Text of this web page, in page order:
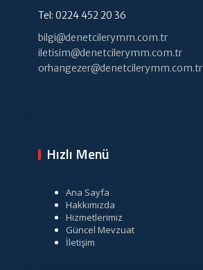
Tel: 0224 452 20 36
bilgi@denetcilerymm.com.tr
iletisim@denetcilerymm.com.tr
orhangezer@denetcilerymm.com.tr
Hızlı Menü
Ana Sayfa
Hakkımızda
Hizmetlerimiz
Güncel Mevzuat
İletişim